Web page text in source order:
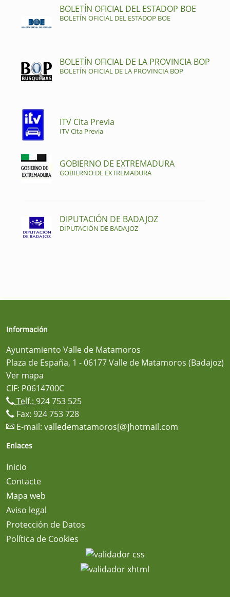
BOLETÍN OFICIAL DEL ESTADOP BOE
BOLETÍN OFICIAL DEL ESTADOP BOE
BOLETÍN OFICIAL DE LA PROVINCIA BOP
BOLETÍN OFICIAL DE LA PROVINCIA BOP
ITV Cita Previa
ITV Cita Previa
GOBIERNO DE EXTREMADURA
GOBIERNO DE EXTREMADURA
DIPUTACIÓN DE BADAJOZ
DIPUTACIÓN DE BADAJOZ
Información
Ayuntamiento Valle de Matamoros
Plaza de España, 1 - 06177 Valle de Matamoros (Badajoz)
Ver mapa
CIF: P0614700C
Telf.: 924 753 525
Fax: 924 753 728
E-mail: valledematamoros[@]hotmail.com
Enlaces
Inicio
Contacte
Mapa web
Aviso legal
Protección de Datos
Política de Cookies